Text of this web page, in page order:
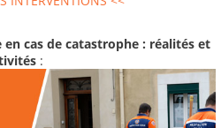
cas de catastrophe : réalités et
: